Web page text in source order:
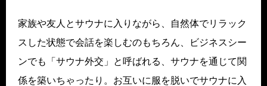
家族や友人とサウナに入りながら、自然体でリラック
スした状態で会話を楽しむのもちろん、ビジネスシー
ンでも「サウナ外交」と呼ばれる、サウナを通じて関
係を築いちゃったり。お互いに服を脱いでサウナに入